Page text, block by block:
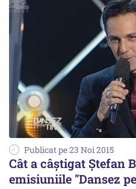
Publicat pe 23 Noi 2015
Cât a câștigat Ştefan
emisiuniile ''Dansez